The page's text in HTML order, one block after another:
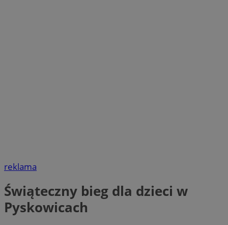
reklama
Świąteczny bieg dla dzieci w
Pyskowicach